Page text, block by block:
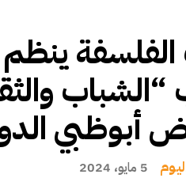
“الشباب
أبوظبي
5 مايو، 2024